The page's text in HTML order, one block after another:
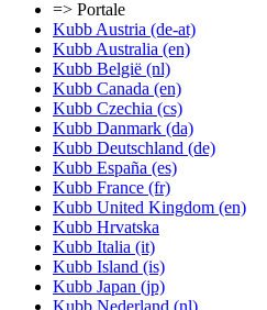
=> Portale
Kubb Austria (de-at)
Kubb Australia (en)
Kubb België (nl)
Kubb Canada (en)
Kubb Czechia (cs)
Kubb Danmark (da)
Kubb Deutschland (de)
Kubb España (es)
Kubb France (fr)
Kubb United Kingdom (en)
Kubb Hrvatska
Kubb Italia (it)
Kubb Island (is)
Kubb Japan (jp)